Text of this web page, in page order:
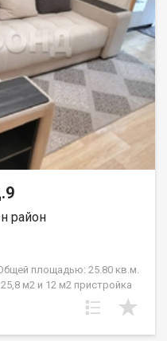
сообщите номер
район
площадью: 25.80 кв.м.
м2 и 12 м2 пристройка
В тихом месте, вдали от